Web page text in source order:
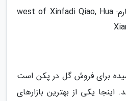
آدرس بازار ژینفادی فارم: west of Xinfadi Qiao, Hua
برای فروش گل در پکن است
افتتاح شد. اینجا یکی از بهترین بازارهای